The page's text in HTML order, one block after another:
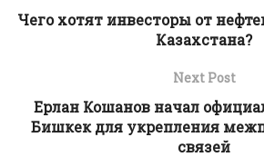
Чего хотят инвесторы от
Казахстана?
Next Post
Ерлан Кошанов начал
Бишкек для укрепления
связей